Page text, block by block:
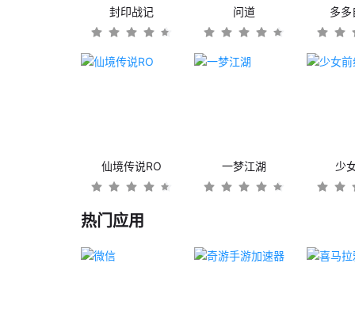
封印战记 问道 多多
仙境传说RO 一梦江湖 少
热门应用